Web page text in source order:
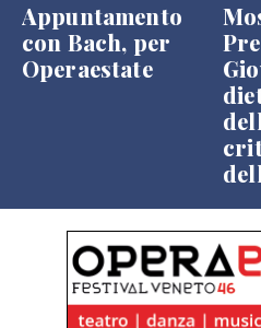
Appuntamento
con Bach, per
Operaestate